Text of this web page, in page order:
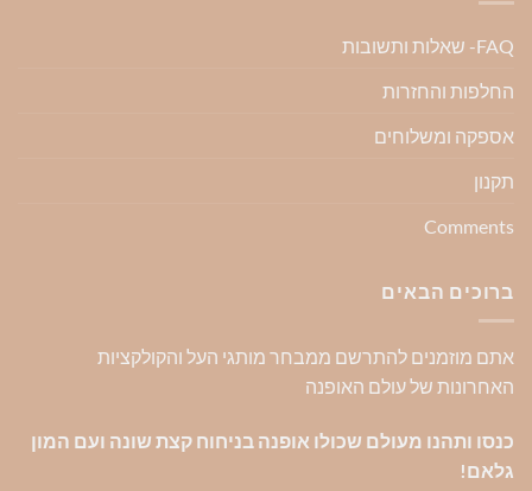
FAQ- שאלות ותשובות
החלפות והחזרות
אספקה ומשלוחים
תקנון
Comments
ברוכים הבאים
אתם מוזמנים להתרשם ממבחר מותגי העל והקולקציות
האחרונות של עולם האופנה
כנסו ותהנו מעולם שכולו אופנה בניחוח קצת שונה ועם המון
גלאם!